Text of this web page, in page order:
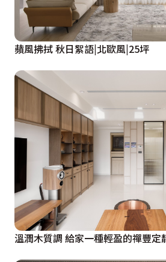
蘋風拂拭 秋日絮語|北歐風|25坪
溫潤木質調 給家一種輕盈的禪豐